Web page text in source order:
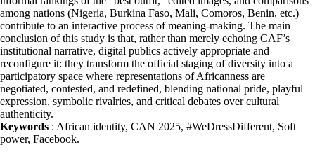
among nations (Nigeria, Burkina Faso, Mali, Comoros, Benin, etc.)
contribute to an interactive process of meaning-making. The main
conclusion of this study is that, rather than merely echoing CAF’s
institutional narrative, digital publics actively appropriate and
reconfigure it: they transform the official staging of diversity into a
participatory space where representations of Africanness are
negotiated, contested, and redefined, blending national pride, playful
expression, symbolic rivalries, and critical debates over cultural
authenticity.
Keywords : African identity, CAN 2025, #WeDressDifferent, Soft
power, Facebook.